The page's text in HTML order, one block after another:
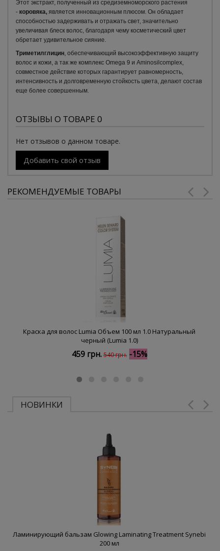
Этот экстракт, полученный из средиземноморского растения
- коровяка, является инновационным плюсом. Он обладает
способностью задерживать и отражать свет, значительно
увеличивая блеск волос, благодаря чему косметический цвет
обретает удивительное сияние.
Триметилглицин, обеспечивающий высокоэффективную защиту
волос и кожи, а так же комплекс Omega 9 и Aminosilcomplex,
совместное действие которых гарантирует равномерность,
интенсивность и долговременную стойкость цвета, делают состав
еще более совершенным.
ОТЗЫВЫ О ТОВАРЕ 0
Нет отзывов о данном товаре.
Добавить свой отзыв
РЕКОМЕНДУЕМЫЕ ТОВАРЫ
Краска для волос Lumia Объем 100 мл 1.0 Натуральный
черный (Lumia 1.0)
459 грн. 540 грн. -15%
НОВИНКИ
Ламинирующий бальзам Glowing Laminating Treatment Synebi
200 мл